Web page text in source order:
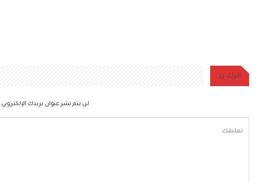
اترك رد
لن يتم نشر عنوان بريدك الإلكتروني.